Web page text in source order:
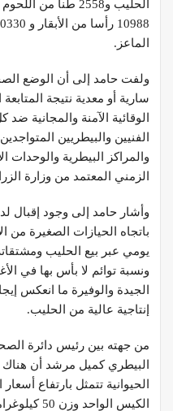
الحليب و2558 طنا
الماعز.
ولفت حامد إلى أن الوضع
سارية أو معدية نتيجة المتابعة
الوقائية الآمنة والمجانية
الفنيين والبيطريين
والمراكز البيطرية والوحدات
الزمني المعتمد من وزارة
وأشار حامد إلى وجود إقبال
باتجاه الحيازات الصغيرة من
يومي عبر بيع الحليب
ونسبة توائم لا بأس بها في
الجيدة والوفيرة ما انعكس
إنتاجية عالية من الحليب.
من جهته بين رئيس دائرة
البيطري كميل مرشد أن
الحيوانية تتمثل بارتفاع